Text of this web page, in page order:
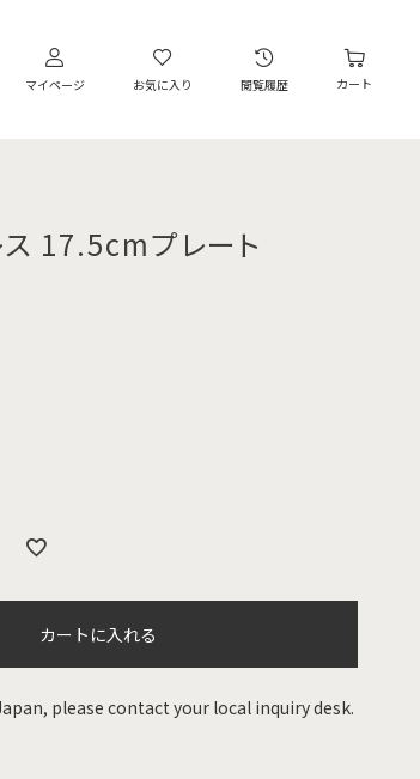
マイページ お気に入り 閲覧履歴 カート
ス 17.5cmプレート
カートに入れる
please contact your local inquiry desk.